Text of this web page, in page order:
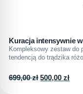
Kuracja intensywnie
Kompleksowy zestaw do
tendencją do trądzika
699,00zł 500,00zł